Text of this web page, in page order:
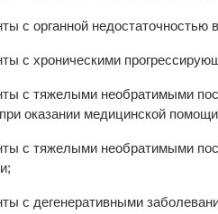
с органной
с хроническими
с тяжелыми необратимыми
оказании медицинской
с тяжелыми необратимыми
с дегенеративными